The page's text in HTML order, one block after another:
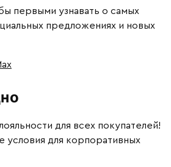
первыми узнавать о самых
предложениях и новых
для всех покупателей!
условия для корпоративных